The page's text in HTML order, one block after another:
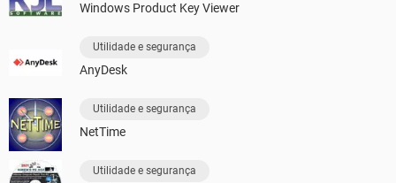
Windows Product Key Viewer
Utilidade e segurança
AnyDesk
Utilidade e segurança
NetTime
Utilidade e segurança